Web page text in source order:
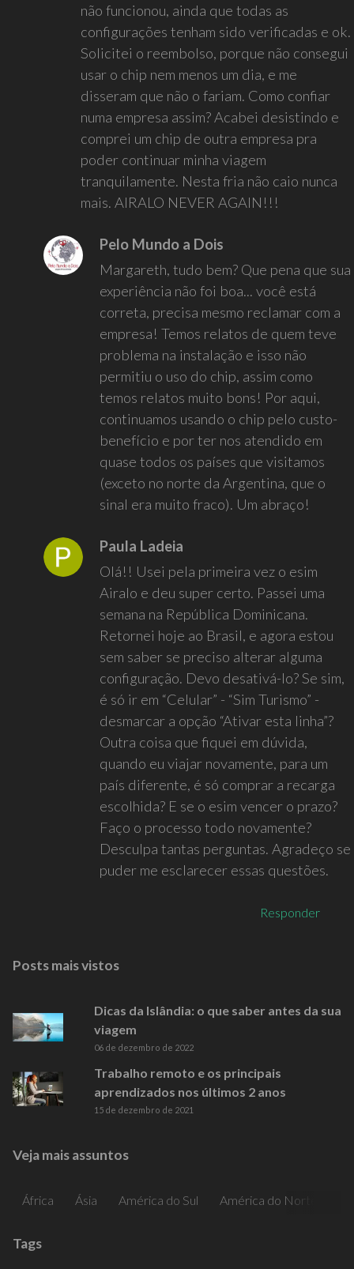
não funcionou, ainda que todas as
configurações tenham sido verificadas e ok.
Solicitei o reembolso, porque não consegui
usar o chip nem menos um dia, e me
disseram que não o fariam. Como confiar
numa empresa assim? Acabei desistindo e
comprei um chip de outra empresa pra
poder continuar minha viagem
tranquilamente. Nesta fria não caio nunca
mais. AIRALO NEVER AGAIN!!!
Pelo Mundo a Dois
Margareth, tudo bem? Que pena que sua
experiência não foi boa... você está
correta, precisa mesmo reclamar com a
empresa! Temos relatos de quem teve
problema na instalação e isso não
permitiu o uso do chip, assim como
temos relatos muito bons! Por aqui,
continuamos usando o chip pelo custo-
benefício e por ter nos atendido em
quase todos os países que visitamos
(exceto no norte da Argentina, que o
sinal era muito fraco). Um abraço!
Paula Ladeia
Olá!! Usei pela primeira vez o esim
Airalo e deu super certo. Passei uma
semana na República Dominicana.
Retornei hoje ao Brasil, e agora estou
sem saber se preciso alterar alguma
configuração. Devo desativá-lo? Se sim,
é só ir em “Celular” - “Sim Turismo” -
desmarcar a opção “Ativar esta linha”?
Outra coisa que fiquei em dúvida,
quando eu viajar novamente, para um
país diferente, é só comprar a recarga
escolhida? E se o esim vencer o prazo?
Faço o processo todo novamente?
Desculpa tantas perguntas. Agradeço se
puder me esclarecer essas questões.
Responder
Posts mais vistos
Dicas da Islândia: o que saber antes da sua
viagem
06 de dezembro de 2022
Trabalho remoto e os principais
aprendizados nos últimos 2 anos
15 de dezembro de 2021
Veja mais assuntos
África Ásia América do Sul América do Norte
Tags